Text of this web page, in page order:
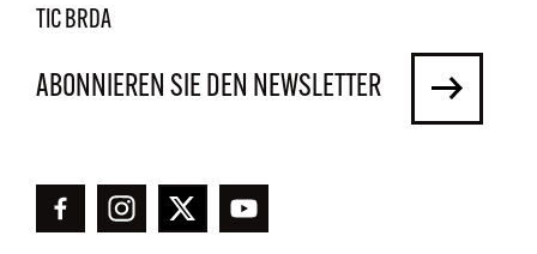
TIC BRDA
ABONNIEREN SIE DEN NEWSLETTER